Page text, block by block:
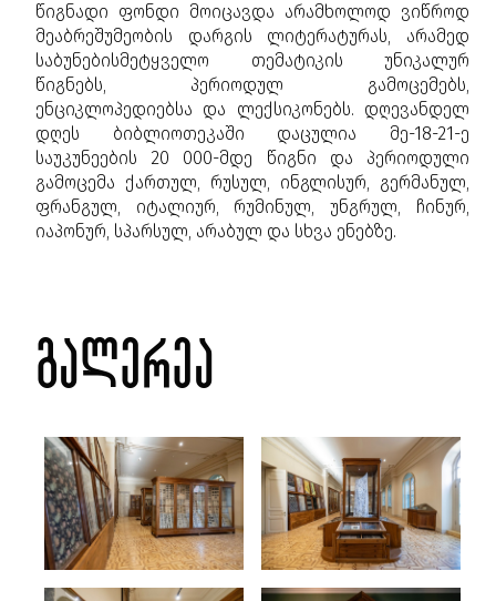
წიგნადი ფონდი მოიცავდა არამხოლოდ ვიწროდ
მეაბრეშუმეობის დარგის ლიტერატურას, არამედ
საბუნებისმეტყველო თემატიკის უნიკალურ
წიგნებს, პერიოდულ გამოცემებს,
ენციკლოპედიებსა და ლექსიკონებს. დღევანდელ
დღეს ბიბლიოთეკაში დაცულია მე-18-21-ე
საუკუნეების 20 000-მდე წიგნი და პერიოდული
გამოცემა ქართულ, რუსულ, ინგლისურ, გერმანულ,
ფრანგულ, იტალიურ, რუმინულ, უნგრულ, ჩინურ,
იაპონურ, სპარსულ, არაბულ და სხვა ენებზე.
გალერეა